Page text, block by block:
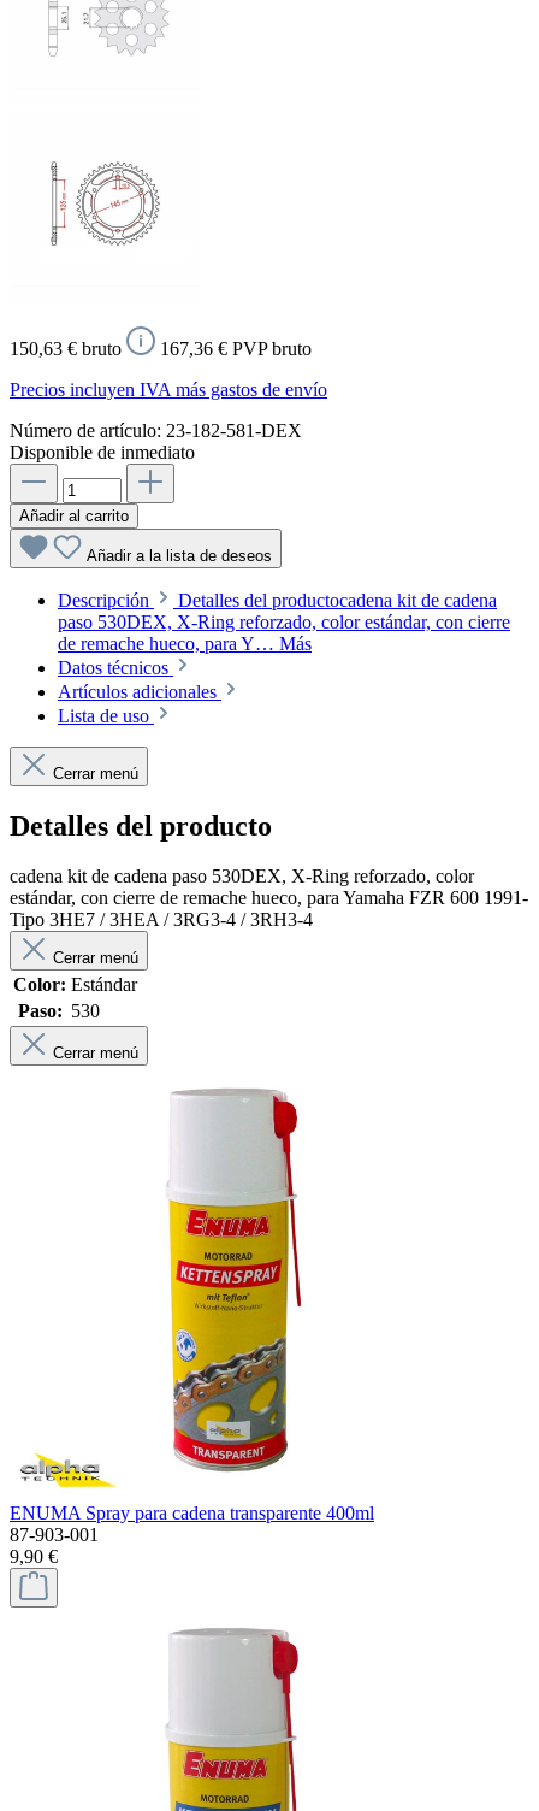
150,63 € bruto
167,36 € PVP bruto
Precios incluyen IVA más gastos de envío
Número de artículo: 23-182-581-DEX
Disponible de inmediato
Añadir al carrito
Añadir a la lista de deseos
Descripción
Detalles del productocadena kit de cadena
paso 530DEX, X-Ring reforzado, color estándar, con cierre
de remache hueco, para Y… Más
Datos técnicos
Artículos adicionales
Lista de uso
Cerrar menú
Detalles del producto
cadena kit de cadena paso 530DEX, X-Ring reforzado, color
estándar, con cierre de remache hueco, para Yamaha FZR 600 1991-
Tipo 3HE7 / 3HEA / 3RG3-4 / 3RH3-4
Cerrar menú
Color: Estándar
Paso: 530
Cerrar menú
ENUMA Spray para cadena transparente 400ml
87-903-001
9,90 €